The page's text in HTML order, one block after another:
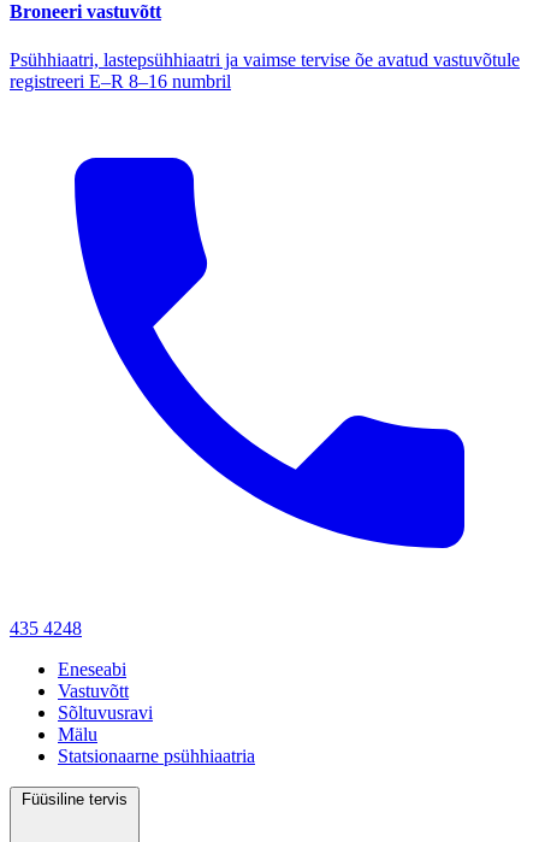
Broneeri vastuvõtt
Psühhiaatri, lastepsühhiaatri ja vaimse tervise õe avatud vastuvõtule
registreeri E–R 8–16 numbril
435 4248
Eneseabi
Vastuvõtt
Sõltuvusravi
Mälu
Statsionaarne psühhiaatria
Füüsiline tervis